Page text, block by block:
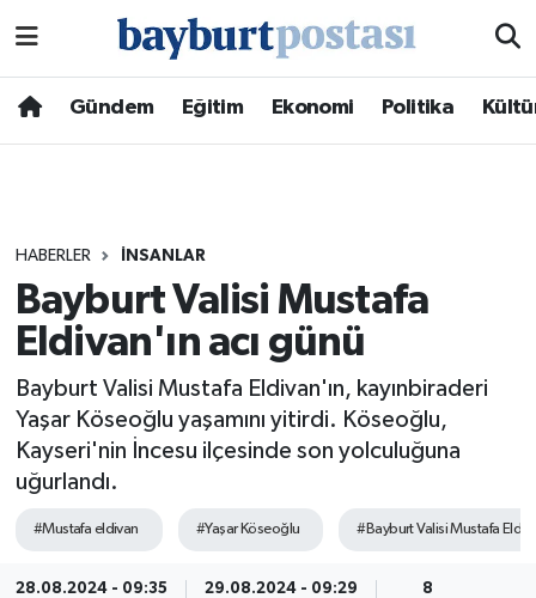
Gündem Eğitim Ekonomi Politika
HABERLER İNSANLAR
Bayburt Valisi Mustafa
Eldivan'ın acı günü
Bayburt Valisi Mustafa Eldivan'ın, kayınbiraderi
Yaşar Köseoğlu yaşamını yitirdi. Köseoğlu,
Kayseri'nin İncesu ilçesinde son yolculuğuna
uğurlandı.
#Mustafa eldivan #Yaşar Köseoğlu #Bayburt Valisi Mustafa
28.08.2024 - 09:35 29.08.2024 - 09:29 8
Hava Durumu
Süper Lig Puan Durumu ve Fikstür
Tüm Manşetler
Son Dakika Haberleri